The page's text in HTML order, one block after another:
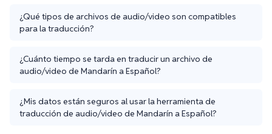
¿Qué tipos de archivos de audio/video son compatibles
para la traducción?
¿Cuánto tiempo se tarda en traducir un archivo de
audio/video de Mandarín a Español?
¿Mis datos están seguros al usar la herramienta de
traducción de audio/video de Mandarín a Español?